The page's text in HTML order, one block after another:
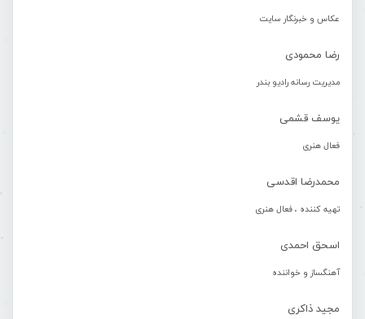
عکاس و خبرنگار سایت
رضا محمودی
مدیریت رسانه رادیو بندر
یوسف قشمی
فعال هنری
محمدرضا اقدسی
تهیه کننده ، فعال هنری
اسحق احمدی
آهنگساز و خواننده
مجید ذاکری